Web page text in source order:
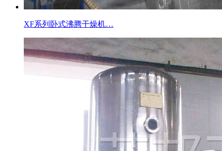
XF系列卧式沸腾干燥机…